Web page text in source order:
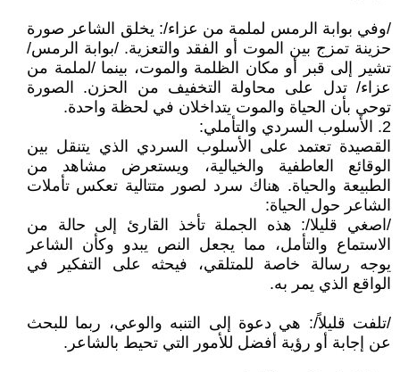
/وفي بوابة الرمس لملمة من عزاء/: يخلق الشاعر صورة
حزينة تمزج بين الموت أو الفقد والتعزية. /بوابة الرمس/
تشير إلى قبر أو مكان الظلمة والموت، بينما /لملمة من
عزاء/ تدل على محاولة التخفيف من الحزن. الصورة
توحي بأن الحياة والموت يتداخلان في لحظة واحدة.
2. الأسلوب السردي والتأملي:
القصيدة تعتمد على الأسلوب السردي الذي يتنقل بين
الوقائع العاطفية والخيالية، ويستعرض مشاهد من
الطبيعة والحياة. هناك سرد لصور متتالية تعكس تأملات
الشاعر حول الحياة:
/اصغي قليلا/: هذه الجملة تأخذ القارئ إلى حالة من
الاستماع والتأمل، مما يجعل النص يبدو وكأن الشاعر
يوجه رسالة خاصة للمتلقي، فيحثه على التفكير في
الواقع الذي يمر به.
/تلفت قليلاً/: هي دعوة إلى التنبه والوعي، ربما للبحث
عن إجابة أو رؤية أفضل للأمور التي تحيط بالشاعر.